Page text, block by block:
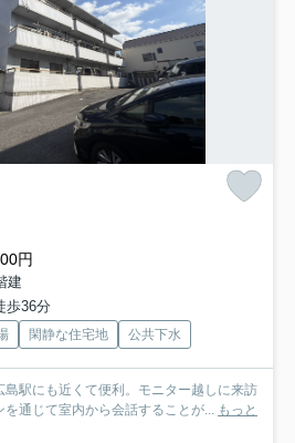
円
建
歩36分
閑静な住宅地 公共下水
島駅にも近くて便利。モニター越しに来訪
通じて室内から会話することが... もっと